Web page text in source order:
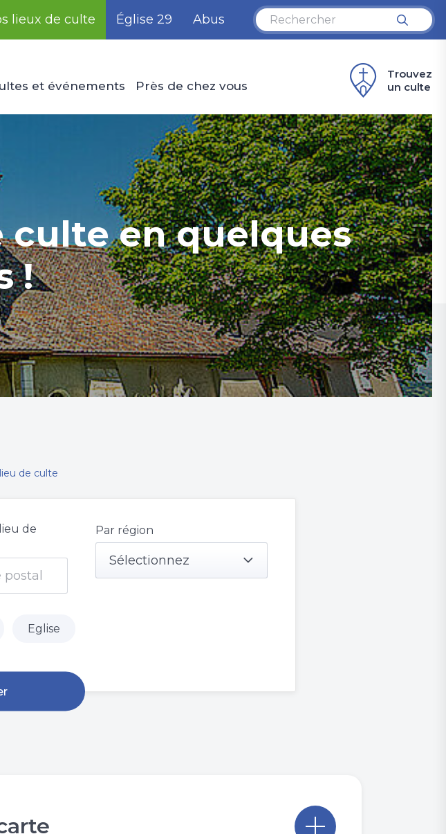
lieux de culte Église 29 Abus
et événements Près de chez vous
Trouvez
un culte
culte en quelques
!
de culte
de
Par région
Sélectionnez
Eglise